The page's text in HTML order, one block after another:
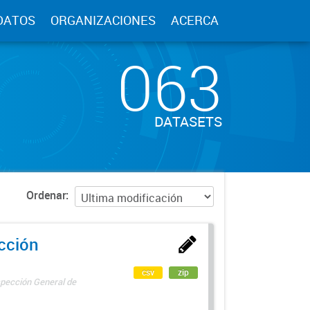
ORGANIZACIONES ACERCA
063
DATASETS
Ordenar
General de
csv zip